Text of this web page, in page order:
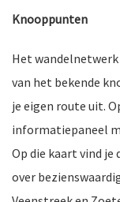
Knooppunten
Het
van het bekende
je eigen route uit.
informatiepaneel
Op die kaart vind
over